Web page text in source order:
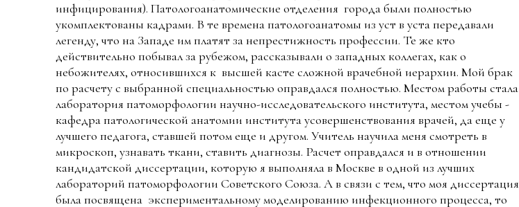
инфицирования). Патологоанатомические отделения города были полностью
укомплектованы кадрами. В те времена патологоанатомы из уст в уста передавали
легенду, что на Западе им платят за непрестижность профессии. Те же кто
действительно побывал за рубежом, рассказывали о западных коллегах, как о
небожителях, относившихся к высшей касте сложной врачебной иерархии. Мой брак
по расчету с выбранной специальностью оправдался полностью. Местом работы стала
лаборатория патоморфологии научно-исследовательского института, местом учебы -
кафедра патологической анатомии института усовершенствования врачей, да еще у
лучшего педагога, ставшей потом еще и другом. Учитель научила меня смотреть в
микроскоп, узнавать ткани, ставить диагнозы. Расчет оправдался и в отношении
кандидатской диссертации, которую я выполняла в Москве в одной из лучших
лабораторий патоморфологии Советского Союза. А в связи с тем, что моя диссертация
была посвящена экспериментальному моделированию инфекционного процесса, то